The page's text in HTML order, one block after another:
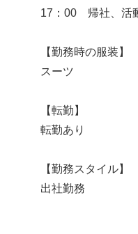
17：00 帰社、活
【勤務時の服装】
スーツ
【転勤】
転勤あり
【勤務スタイル】
出社勤務